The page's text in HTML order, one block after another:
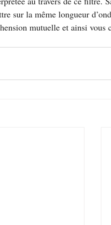
sur la même longueur
mutuelle et ainsi vous